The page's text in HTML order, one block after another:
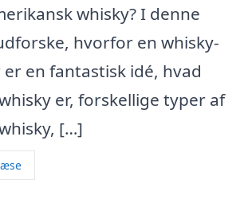
whisky? I denne
hvorfor en whisky-
en fantastisk idé, hvad
er, forskellige typer af
[…]